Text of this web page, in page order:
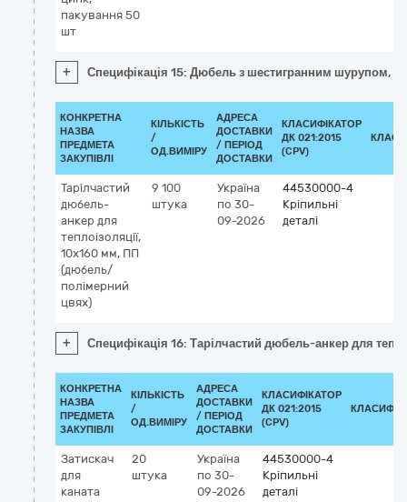
пакування 50
шт
+ Специфікація 15: Дюбель з шестигранним шурупом,
КОНКРЕТНА
НАЗВА
ПРЕДМЕТА
ЗАКУПІВЛІ
КІЛЬКІСТЬ
/
ОД.ВИМІРУ
АДРЕСА
ДОСТАВКИ
/ ПЕРІОД
ДОСТАВКИ
КЛАСИФІКАТОР
ДК 021:2015
(CPV)
Тарілчастий
дюбель-
анкер для
теплоізоляції,
10x160 мм, ПП
(дюбель/
полімерний
цвях)
9 100
штука
Україна
по 30-
09-2026
44530000-4
Кріпильні
деталі
+ Специфікація 16: Тарілчастий дюбель-анкер для
КОНКРЕТНА
НАЗВА
ПРЕДМЕТА
ЗАКУПІВЛІ
КІЛЬКІСТЬ
/
ОД.ВИМІРУ
АДРЕСА
ДОСТАВКИ
/ ПЕРІОД
ДОСТАВКИ
КЛАСИФІКАТОР
ДК 021:2015
(CPV)
Затискач
для
каната
20
штука
Україна
по 30-
09-2026
44530000-4
Кріпильні
деталі